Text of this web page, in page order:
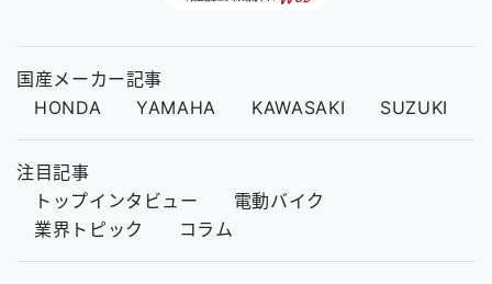
国産メーカー記事
HONDA
YAMAHA KAWASAKI SUZUKI
注目記事
トップインタビュー
電動バイク
業界トピック
コラム